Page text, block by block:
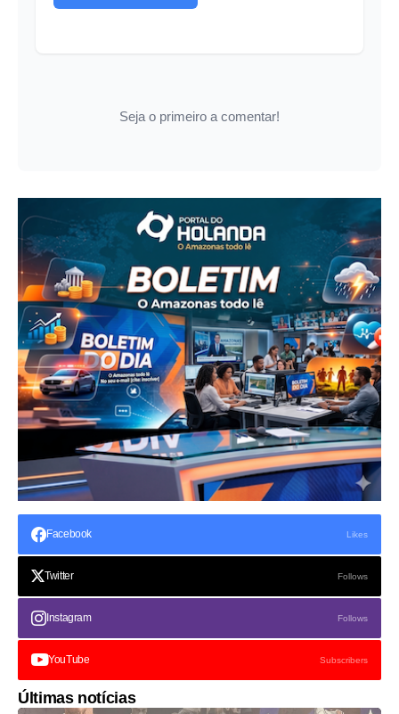
Seja o primeiro a comentar!
Facebook Likes
Twitter Follows
Instagram Follows
YouTube Subscribers
Últimas notícias